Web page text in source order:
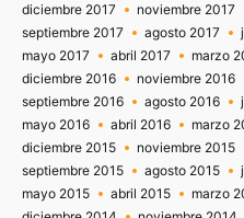
diciembre 2017
noviembre 2017
septiembre 2017
agosto 2017
mayo 2017
abril 2017 marzo
diciembre 2016
noviembre 2016
septiembre 2016
agosto 2016
mayo 2016
abril 2016 marzo
diciembre 2015
noviembre 2015
septiembre 2015
agosto 2015
mayo 2015
abril 2015 marzo